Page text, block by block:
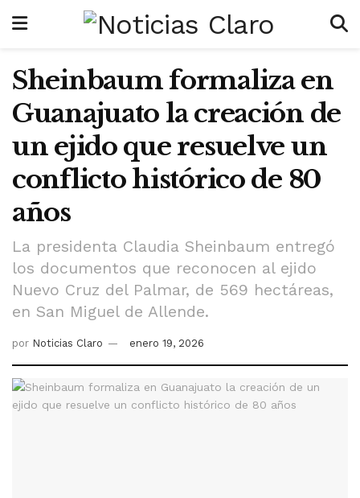
Sheinbaum formaliza en
Guanajuato la creación de
un ejido que resuelve un
conflicto histórico de 80
años
La presidenta Claudia Sheinbaum entregó
los documentos que reconocen al ejido
Nuevo Cruz del Palmar, de 569 hectáreas,
en San Miguel de Allende.
por Noticias Claro enero 19, 2026